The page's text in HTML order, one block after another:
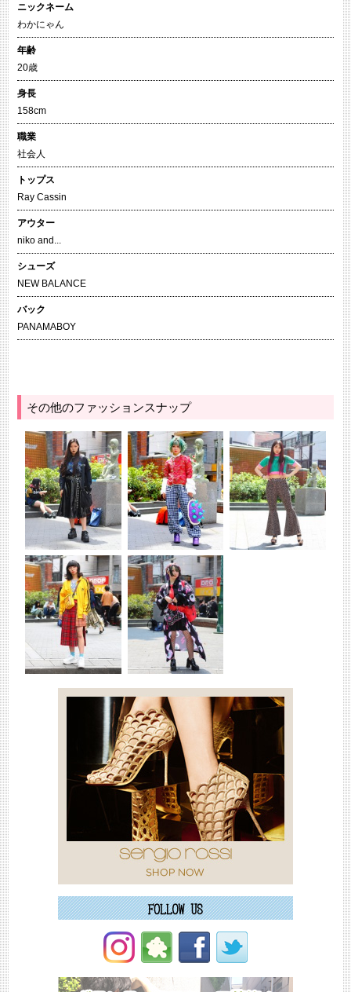
ニックネーム
わかにゃん
年齢
20歳
身長
158cm
職業
社会人
トップス
Ray Cassin
アウター
niko and...
シューズ
NEW BALANCE
バック
PANAMABOY
その他のファッションスナップ